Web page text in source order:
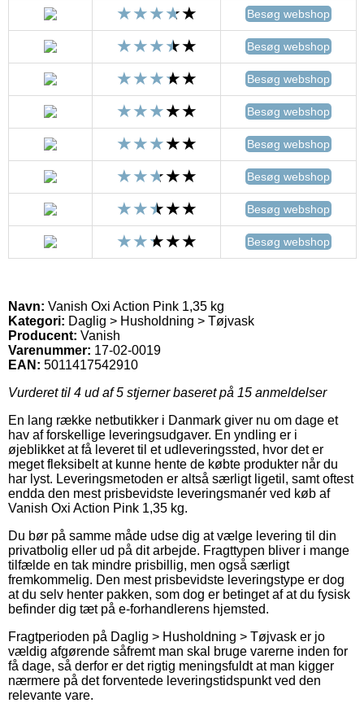
Besøg webshop
Besøg webshop
Besøg webshop
Besøg webshop
Besøg webshop
Besøg webshop
Besøg webshop
Besøg webshop
Navn: Vanish Oxi Action Pink 1,35 kg
Kategori: Daglig > Husholdning > Tøjvask
Producent: Vanish
Varenummer: 17-02-0019
EAN: 5011417542910
Vurderet til 4 ud af 5 stjerner baseret på 15 anmeldelser
En lang række netbutikker i Danmark giver nu om dage et
hav af forskellige leveringsudgaver. En yndling er i
øjeblikket at få leveret til et udleveringssted, hvor det er
meget fleksibelt at kunne hente de købte produkter når du
har lyst. Leveringsmetoden er altså særligt ligetil, samt oftest
endda den mest prisbevidste leveringsmanér ved køb af
Vanish Oxi Action Pink 1,35 kg.
Du bør på samme måde udse dig at vælge levering til din
privatbolig eller ud på dit arbejde. Fragttypen bliver i mange
tilfælde en tak mindre prisbillig, men også særligt
fremkommelig. Den mest prisbevidste leveringstype er dog
at du selv henter pakken, som dog er betinget af at du fysisk
befinder dig tæt på e-forhandlerens hjemsted.
Fragtperioden på Daglig > Husholdning > Tøjvask er jo
vældig afgørende såfremt man skal bruge varerne inden for
få dage, så derfor er det rigtig meningsfuldt at man kigger
nærmere på det forventede leveringstidspunkt ved den
relevante vare.